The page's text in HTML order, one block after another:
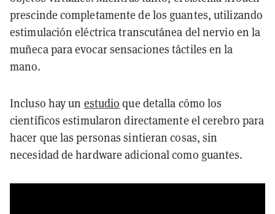
prescinde completamente de los guantes, utilizando
estimulación eléctrica transcutánea del nervio en la
muñeca para evocar sensaciones táctiles en la
mano.
Incluso hay un estudio que detalla cómo los
científicos estimularon directamente el cerebro para
hacer que las personas sintieran cosas, sin
necesidad de hardware adicional como guantes.